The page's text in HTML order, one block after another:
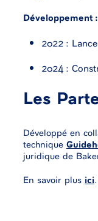
Développement :
2022 :
2024 :
Les
Développé en
technique
juridique de
En savoir plus ici.